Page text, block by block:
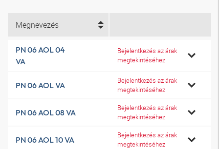
Megnevezés
PN 06 AOL 04
VA
Bejelentkezés az árak
megtekintéséhez
PN 06 AOL VA
Bejelentkezés az árak
megtekintéséhez
PN 06 AOL 08 VA
Bejelentkezés az árak
megtekintéséhez
PN 06 AOL 10 VA
Bejelentkezés az árak
megtekintéséhez